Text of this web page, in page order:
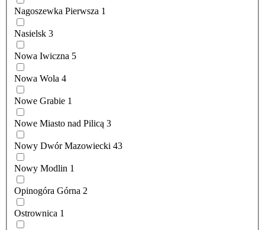
Nagoszewka Pierwsza 1
Nasielsk 3
Nowa Iwiczna 5
Nowa Wola 4
Nowe Grabie 1
Nowe Miasto nad Pilicą 3
Nowy Dwór Mazowiecki 43
Nowy Modlin 1
Opinogóra Górna 2
Ostrownica 1